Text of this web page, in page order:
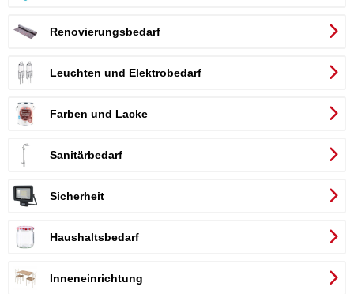
Renovierungsbedarf
Leuchten und Elektrobedarf
Farben und Lacke
Sanitärbedarf
Sicherheit
Haushaltsbedarf
Inneneinrichtung